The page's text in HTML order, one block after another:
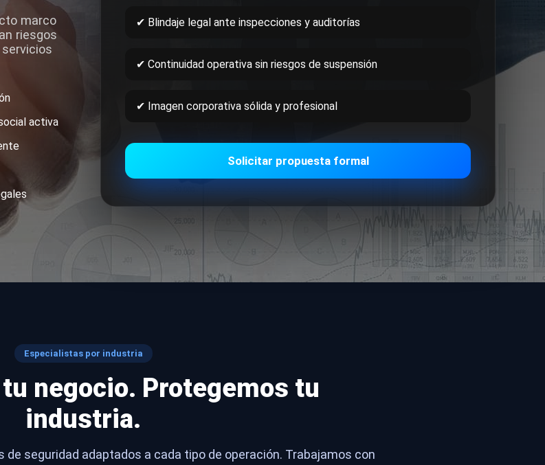
marco
riesgos
activa
✔ Blindaje legal ante inspecciones y auditorías
✔ Continuidad operativa sin riesgos de suspensión
✔ Imagen corporativa sólida y profesional
Solicitar propuesta formal
Especialistas por industria
negocio. Protegemos tu
industria.
de seguridad adaptados a cada tipo de operación. Trabajamos con